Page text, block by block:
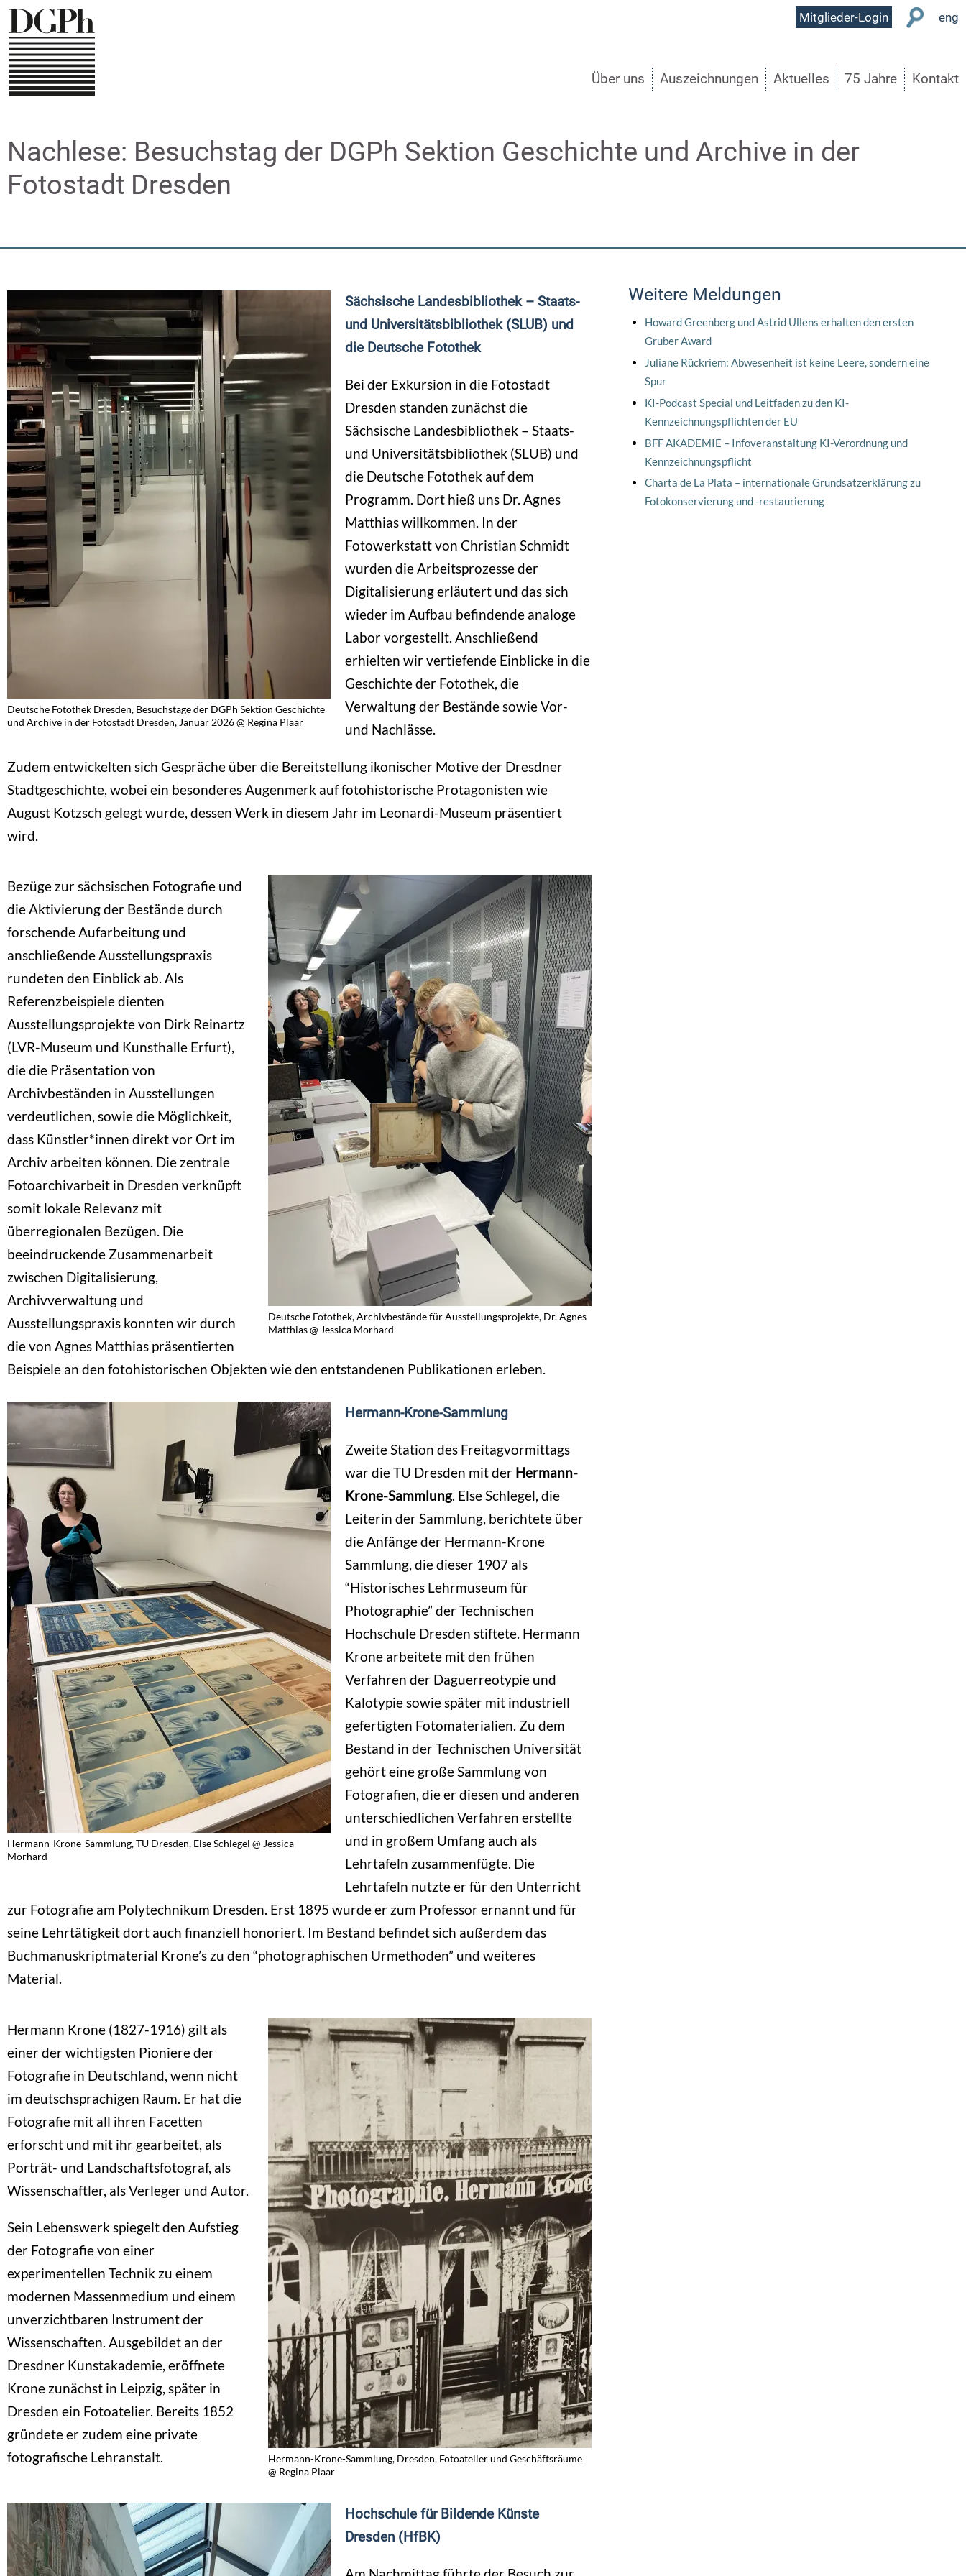
Direkt
zum
Inhalt
User
Mitglieder-Login eng
Über uns Auszeichnungen Aktuelles 75 Jahre Kontakt
Nachlese: Besuchstag der DGPh Sektion Geschichte und Archive in der
Fotostadt Dresden
Deutsche Fotothek Dresden, Besuchstage der DGPh Sektion Geschichte
und Archive in der Fotostadt Dresden, Januar 2026 @ Regina Plaar
Sächsische Landesbibliothek – Staats-
und Universitätsbibliothek (SLUB) und
die Deutsche Fotothek
Bei der Exkursion in die Fotostadt
Dresden standen zunächst die
Sächsische Landesbibliothek – Staats-
und Universitätsbibliothek (SLUB) und
die Deutsche Fotothek auf dem
Programm. Dort hieß uns Dr. Agnes
Matthias willkommen. In der
Fotowerkstatt von Christian Schmidt
wurden die Arbeitsprozesse der
Digitalisierung erläutert und das sich
wieder im Aufbau befindende analoge
Labor vorgestellt. Anschließend
erhielten wir vertiefende Einblicke in die
Geschichte der Fotothek, die
Verwaltung der Bestände sowie Vor-
und Nachlässe.
Zudem entwickelten sich Gespräche über die Bereitstellung ikonischer Motive der Dresdner
Stadtgeschichte, wobei ein besonderes Augenmerk auf fotohistorische Protagonisten wie
August Kotzsch gelegt wurde, dessen Werk in diesem Jahr im Leonardi-Museum präsentiert
wird.
Deutsche Fotothek, Archivbestände für Ausstellungsprojekte, Dr. Agnes
Matthias @ Jessica Morhard
Bezüge zur sächsischen Fotografie und
die Aktivierung der Bestände durch
forschende Aufarbeitung und
anschließende Ausstellungspraxis
rundeten den Einblick ab. Als
Referenzbeispiele dienten
Ausstellungsprojekte von Dirk Reinartz
(LVR-Museum und Kunsthalle Erfurt),
die die Präsentation von
Archivbeständen in Ausstellungen
verdeutlichen, sowie die Möglichkeit,
dass Künstler*innen direkt vor Ort im
Archiv arbeiten können. Die zentrale
Fotoarchivarbeit in Dresden verknüpft
somit lokale Relevanz mit
überregionalen Bezügen. Die
beeindruckende Zusammenarbeit
zwischen Digitalisierung,
Archivverwaltung und
Ausstellungspraxis konnten wir durch
die von Agnes Matthias präsentierten
Beispiele an den fotohistorischen Objekten wie den entstandenen Publikationen erleben.
Hermann-Krone-Sammlung, TU Dresden, Else Schlegel @ Jessica
Morhard
Hermann-Krone-Sammlung
Zweite Station des Freitagvormittags
war die TU Dresden mit der Hermann-
Krone-Sammlung. Else Schlegel, die
Leiterin der Sammlung, berichtete über
die Anfänge der Hermann-Krone
Sammlung, die dieser 1907 als
“Historisches Lehrmuseum für
Photographie” der Technischen
Hochschule Dresden stiftete. Hermann
Krone arbeitete mit den frühen
Verfahren der Daguerreotypie und
Kalotypie sowie später mit industriell
gefertigten Fotomaterialien. Zu dem
Bestand in der Technischen Universität
gehört eine große Sammlung von
Fotografien, die er diesen und anderen
unterschiedlichen Verfahren erstellte
und in großem Umfang auch als
Lehrtafeln zusammenfügte. Die
Lehrtafeln nutzte er für den Unterricht
zur Fotografie am Polytechnikum Dresden. Erst 1895 wurde er zum Professor ernannt und für
seine Lehrtätigkeit dort auch finanziell honoriert. Im Bestand befindet sich außerdem das
Buchmanuskriptmaterial Krone’s zu den “photographischen Urmethoden” und weiteres
Material.
Hermann-Krone-Sammlung, Dresden, Fotoatelier und Geschäftsräume
@ Regina Plaar
Hermann Krone (1827-1916) gilt als
einer der wichtigsten Pioniere der
Fotografie in Deutschland, wenn nicht
im deutschsprachigen Raum. Er hat die
Fotografie mit all ihren Facetten
erforscht und mit ihr gearbeitet, als
Porträt- und Landschaftsfotograf, als
Wissenschaftler, als Verleger und Autor.
Sein Lebenswerk spiegelt den Aufstieg
der Fotografie von einer
experimentellen Technik zu einem
modernen Massenmedium und einem
unverzichtbaren Instrument der
Wissenschaften. Ausgebildet an der
Dresdner Kunstakademie, eröffnete
Krone zunächst in Leipzig, später in
Dresden ein Fotoatelier. Bereits 1852
gründete er zudem eine private
fotografische Lehranstalt.
Hochschule für Bildende Künste
Dresden (HfBK)
Weitere Meldungen
Howard Greenberg und Astrid Ullens erhalten den ersten
Gruber Award
Juliane Rückriem: Abwesenheit ist keine Leere, sondern eine
Spur
KI-Podcast Special und Leitfaden zu den KI-
Kennzeichnungspflichten der EU
BFF AKADEMIE – Infoveranstaltung KI-Verordnung und
Kennzeichnungspflicht
Charta de La Plata – internationale Grundsatzerklärung zu
Fotokonservierung und -restaurierung